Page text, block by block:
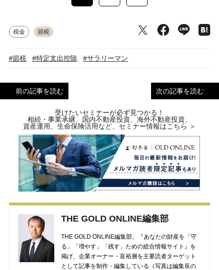
税金 節税
#節税 #特定支出控除 #サラリーマン
前の記事を読む 次の記事を読む
受けたいセミナーが必ず見つかる！
相続・事業承継、国内不動産投資、海外不動産投資、
資産運用、生命保険活用など、セミナー情報はこちら ＞
THE GOLD ONLINE編集部
THE GOLD ONLINE編集部。『あなたの財産を「守
る」「増やす」「残す」ための総合情報サイト』を
掲げ、企業オーナー・富裕層を主要読者ターゲット
として記事を制作・編集している（写真は編集長の